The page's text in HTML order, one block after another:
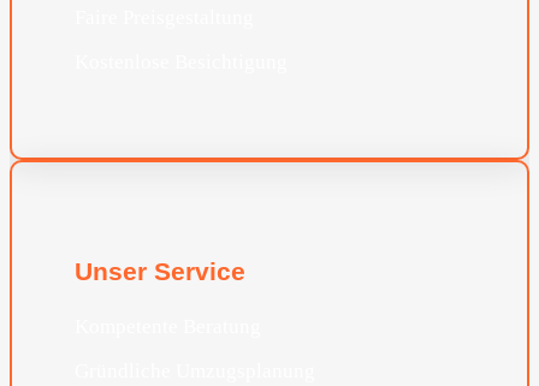
Unser Service